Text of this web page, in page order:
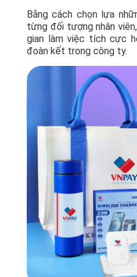
Bằng cách chọn lựa
từng đối tượng nhân
gian làm việc tích cực
đoàn kết trong công ty.